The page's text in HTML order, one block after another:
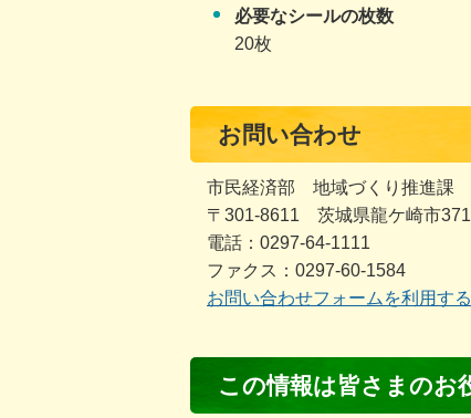
必要なシールの枚数
20枚
お問い合わせ
市民経済部 地域づくり推進課
〒301-8611 茨城県龍ケ崎市
電話：0297-64-1111
ファクス：0297-60-1584
お問い合わせフォームを利用する
ン
この情報は皆さまのお